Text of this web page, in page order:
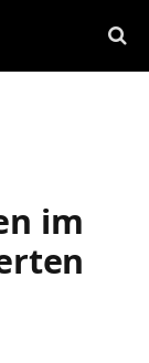
im